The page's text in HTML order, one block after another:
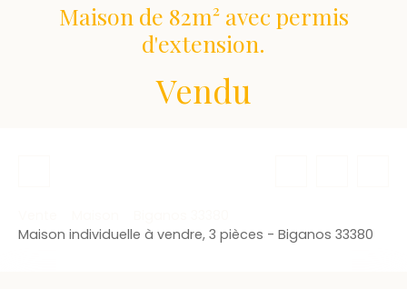
Maison de 82m² avec permis
d'extension.
Vendu
Maison individuelle à vendre, 3 pièces - Biganos 33380